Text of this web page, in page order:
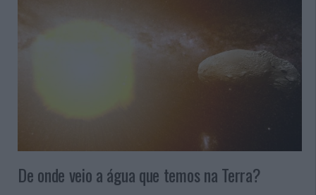
De onde veio a água que temos na Terra?